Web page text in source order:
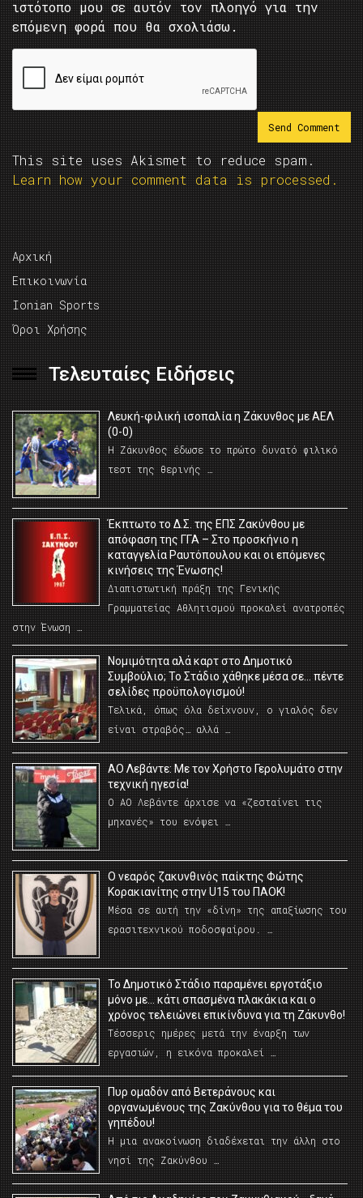
ιστότοπο μου σε αυτόν τον πλοηγό για την
επόμενη φορά που θα σχολιάσω.
This site uses Akismet to reduce spam.
Learn how your comment data is processed.
Αρχική
Επικοινωνία
Ionian Sports
Όροι Χρήσης
Τελευταίες Ειδήσεις
Λευκή-φιλική ισοπαλία η Ζάκυνθος με ΑΕΛ
(0-0)
Η Ζάκυνθος έδωσε το πρώτο δυνατό φιλικό
τεστ της θερινής …
Έκπτωτο το Δ.Σ. της ΕΠΣ Ζακύνθου με
απόφαση της ΓΓΑ – Στο προσκήνιο η
καταγγελία Ραυτόπουλου και οι επόμενες
κινήσεις της Ένωσης!
Διαπιστωτική πράξη της Γενικής
Γραμματείας Αθλητισμού προκαλεί ανατροπές
στην Ένωση …
Νομιμότητα αλά καρτ στο Δημοτικό
Συμβούλιο; Το Στάδιο χάθηκε μέσα σε… πέντε
σελίδες προϋπολογισμού!
Τελικά, όπως όλα δείχνουν, ο γιαλός δεν
είναι στραβός… αλλά …
ΑΟ Λεβάντε: Με τον Χρήστο Γερολυμάτο στην
τεχνική ηγεσία!
Ο ΑΟ Λεβάντε άρχισε να «ζεσταίνει τις
μηχανές» του ενόψει …
O νεαρός ζακυνθινός παίκτης Φώτης
Κορακιανίτης στην U15 του ΠΑΟΚ!
Μέσα σε αυτή την «δίνη» της απαξίωσης του
ερασιτεχνικού ποδοσφαίρου. …
Το Δημοτικό Στάδιο παραμένει εργοτάξιο
μόνο με… κάτι σπασμένα πλακάκια και ο
χρόνος τελειώνει επικίνδυνα για τη Ζάκυνθο!
Τέσσερις ημέρες μετά την έναρξη των
εργασιών, η εικόνα προκαλεί …
Πυρ ομαδόν από Βετεράνους και
οργανωμένους της Ζακύνθου για το θέμα του
γηπέδου!
Η μια ανακοίνωση διαδέχεται την άλλη στο
νησί της Ζακύνθου …